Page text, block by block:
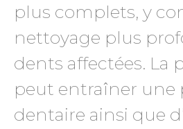
plus complets, y
nettoyage plus
dents affectées. La
peut entraîner une
dentaire ainsi que